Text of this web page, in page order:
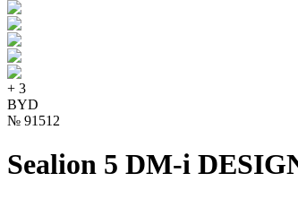
+ 3
BYD
№ 91512
Sealion 5 DM-i